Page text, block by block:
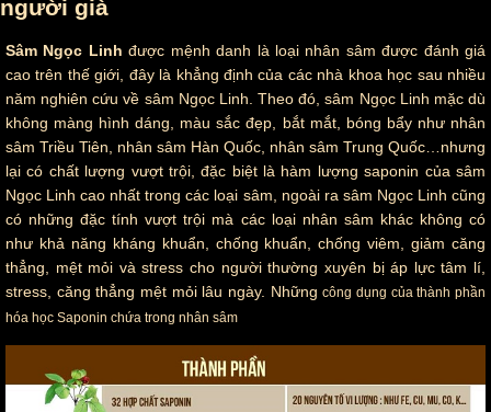
người già
Sâm Ngọc Linh được mệnh danh là loại nhân sâm được đánh giá
cao trên thế giới, đây là khẳng định của các nhà khoa học sau nhiều
năm nghiên cứu về sâm Ngọc Linh. Theo đó, sâm Ngọc Linh mặc dù
không màng hình dáng, màu sắc đẹp, bắt mắt, bóng bẩy như nhân
sâm Triều Tiên, nhân sâm Hàn Quốc, nhân sâm Trung Quốc…nhưng
lại có chất lượng vượt trội, đặc biệt là hàm lượng saponin của sâm
Ngọc Linh cao nhất trong các loại sâm, ngoài ra sâm Ngọc Linh cũng
có những đặc tính vượt trội mà các loại nhân sâm khác không có
như khả năng kháng khuẩn, chống khuẩn, chống viêm, giảm căng
thẳng, mệt mỏi và stress cho người thường xuyên bị áp lực tâm lí,
stress, căng thẳng mệt mỏi lâu ngày. Nhữngcông dụng của thành phần
hóa học Saponin chứa trong nhân sâm